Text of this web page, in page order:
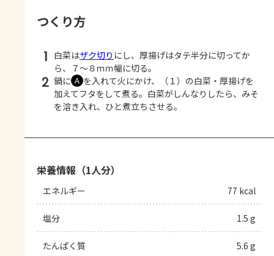
つくり方
1 白菜はザク切り にし、厚揚げはタテ半分に切ってか
ら、７～８ｍｍ幅に切る。
2 鍋に Ａ を入れて火にかけ、（１）の白菜・厚揚げを
加えてフタをして煮る。白菜がしんなりしたら、みそ
を溶き入れ、ひと煮立ちさせる。
栄養情報（1人分）
エネルギー 77 kcal
塩分 1.5 g
たんぱく質 5.6 g